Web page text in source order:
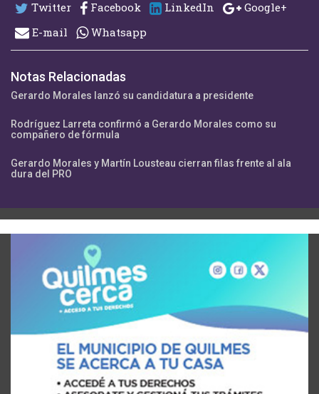
Twitter Facebook LinkedIn
Google+
E-mail
Whatsapp
Notas Relacionadas
Gerardo Morales lanzó su candidatura a presidente
Rodríguez Larreta confirmó a Gerardo Morales como su
compañero de fórmula
Gerardo Morales y Martín Lousteau cierran filas frente al ala
dura del PRO